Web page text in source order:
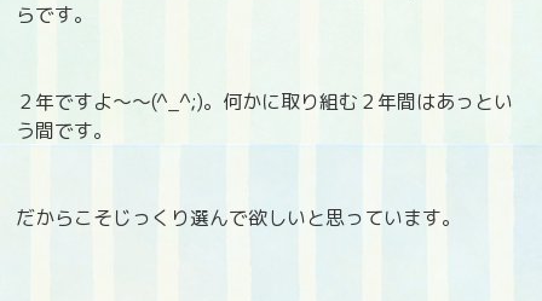
らです。
２年ですよ～～(^_^;)。何かに取り組む２年間はあっとい
う間です。
だからこそじっくり選んで欲しいと思っています。